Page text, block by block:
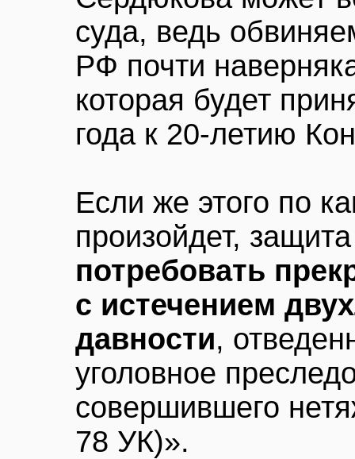
суда, ведь
РФ почти
которая будет
года к 20-летию
Если же этого по
произойдет,
потребовать
с истечением
давности,
уголовное
совершившего
78 УК)».